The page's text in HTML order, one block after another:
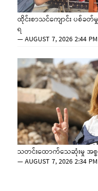
ထိုင်းစာသင်ကျောင်း ပစ်ခတ်
ရ
—AUGUST 7, 2026 2:44 PM
သတင်းထောက်သေဆုံးမှု အစ္စ
—AUGUST 7, 2026 2:34 PM